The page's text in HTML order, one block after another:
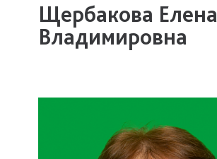
Щербакова Елена
Владимировна